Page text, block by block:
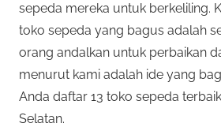
sepeda mereka untuk berkeliling.
toko sepeda yang bagus adalah
orang andalkan untuk perbaikan
menurut kami adalah ide yang
Anda daftar 13 toko sepeda
Selatan.